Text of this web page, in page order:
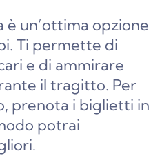
un’ottima opzione
Ti permette di
e di ammirare
il tragitto. Per
prenota i biglietti in
potrai